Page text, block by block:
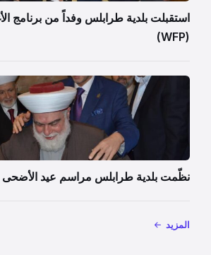
استقبلت بلدية طرابلس وفداً من برنامج
(WFP)
نظّمت بلدية طرابلس مراسم عيد الأضحى
المزيد